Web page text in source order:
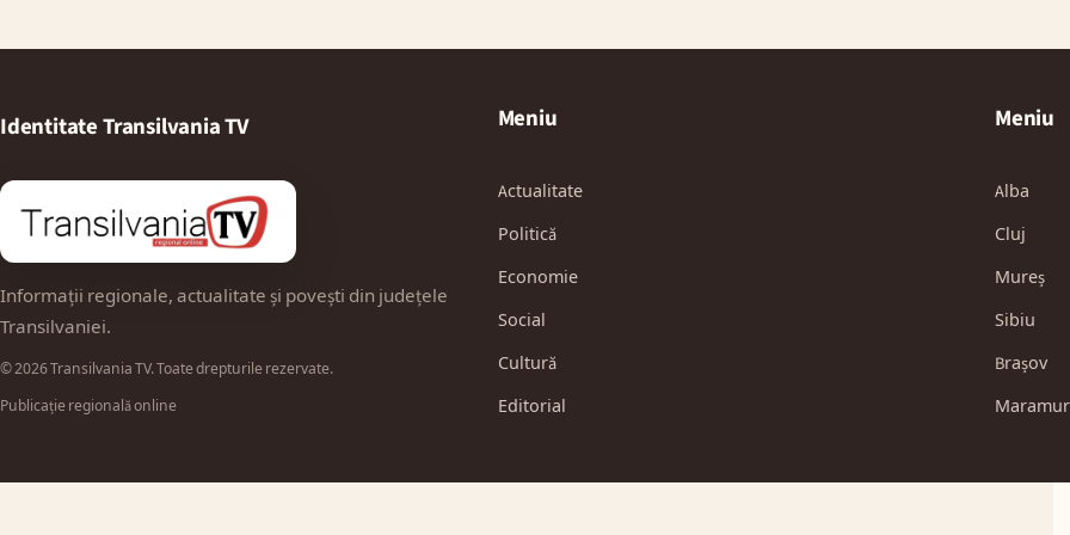
Identitate Transilvania TV
Informații regionale, actualitate și povești din județele
Transilvaniei.
© 2026 Transilvania TV. Toate drepturile rezervate.
Publicație regională online
Meniu
Actualitate
Politică
Economie
Social
Cultură
Editorial
Meniu
Alba
Cluj
Mureș
Sibiu
Brașov